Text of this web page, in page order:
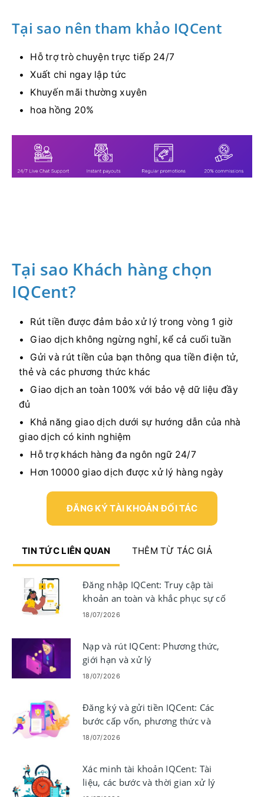
Tại sao nên tham khảo IQCent
Hỗ trợ trò chuyện trực tiếp 24/7
Xuất chi ngay lập tức
Khuyến mãi thường xuyên
hoa hồng 20%
Tại sao Khách hàng chọn
IQCent?
Rút tiền được đảm bảo xử lý trong vòng 1 giờ
Giao dịch không ngừng nghỉ, kể cả cuối tuần
Gửi và rút tiền của bạn thông qua tiền điện tử,
thẻ và các phương thức khác
Giao dịch an toàn 100% với bảo vệ dữ liệu đầy
đủ
Khả năng giao dịch dưới sự hướng dẫn của nhà
giao dịch có kinh nghiệm
Hỗ trợ khách hàng đa ngôn ngữ 24/7
Hơn 10000 giao dịch được xử lý hàng ngày
ĐĂNG KÝ TÀI KHOẢN ĐỐI TÁC
TIN TỨC LIÊN QUAN THÊM TỪ TÁC GIẢ
Đăng nhập IQCent: Truy cập tài
khoản an toàn và khắc phục sự cố
18/07/2026
Nạp và rút IQCent: Phương thức,
giới hạn và xử lý
18/07/2026
Đăng ký và gửi tiền IQCent: Các
bước cấp vốn, phương thức và
giới hạn
18/07/2026
Xác minh tài khoản IQCent: Tài
liệu, các bước và thời gian xử lý